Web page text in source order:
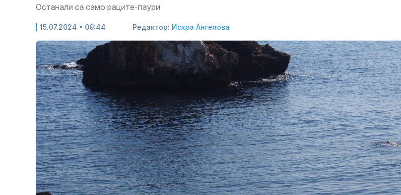
Останали са само раците-паури
15.07.2024 • 09:44 Редактор: Искра Ангелова